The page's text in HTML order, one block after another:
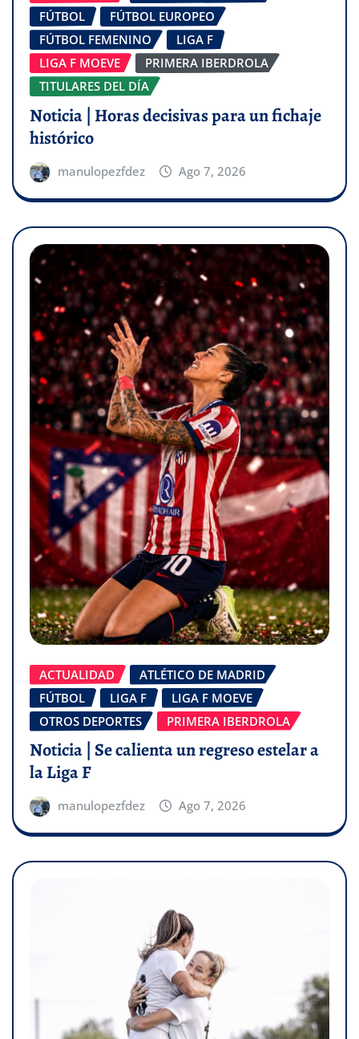
FÚTBOL
FÚTBOL EUROPEO
FÚTBOL FEMENINO
LIGA F
LIGA F MOEVE
PRIMERA IBERDROLA
TITULARES DEL DÍA
Noticia | Horas decisivas para un fichaje
histórico
manulopezfdez Ago 7, 2026
ACTUALIDAD
ATLÉTICO DE MADRID
FÚTBOL
LIGA F
LIGA F MOEVE
OTROS DEPORTES
PRIMERA IBERDROLA
Noticia | Se calienta un regreso estelar a
la Liga F
manulopezfdez Ago 7, 2026